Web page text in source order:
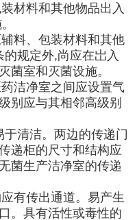
材料和其他物品出入
料、包装材料和其他
规定外,尚应在岀入
菌室和灭菌设施。
洁净室之间应设置气
别应与其相邻高级别
清洁。两边的传递门
递柜的尺寸和结构应
菌生产洁净室的传递
有传出通道。易产生
。具有活性或毒性的